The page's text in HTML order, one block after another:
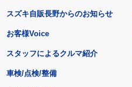
スズキ自販長野からのお知らせ
お客様Voice
スタッフによるクルマ紹介
車検/点検/整備